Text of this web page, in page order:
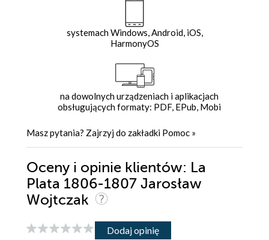
systemach Windows, Android, iOS,
HarmonyOS
na dowolnych urządzeniach i aplikacjach
obsługujących formaty: PDF, EPub, Mobi
Masz pytania? Zajrzyj do zakładki Pomoc »
Oceny i opinie klientów: La
Plata 1806-1807 Jarosław
Wojtczak
Dodaj opinię